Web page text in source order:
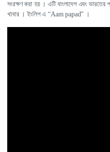
সংরক্ষণ করা হয় । এটি বাংলাদেশ এবং ভারতের
খাবার । ইংলিশ এ “Aam papad” ।